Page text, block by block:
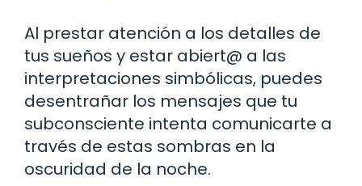
Al prestar atención a los detalles de
tus sueños y estar abiert@ a las
interpretaciones simbólicas, puedes
desentrañar los mensajes que tu
subconsciente intenta comunicarte a
través de estas sombras en la
oscuridad de la noche.